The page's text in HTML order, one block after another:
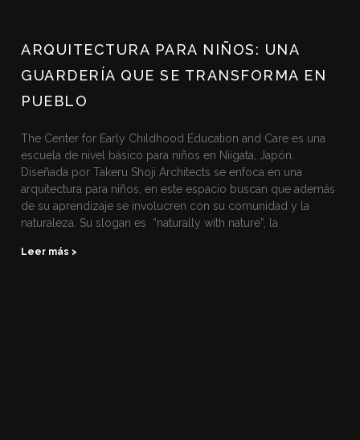
ARQUITECTURA PARA NIÑOS: UNA
GUARDERÍA QUE SE TRANSFORMA EN
PUEBLO
The Center for Early Childhood Education and Care es una
escuela de nivel básico para niños en Niigata, Japón.
Diseñada por Takeru Shoji Architects se enfoca en una
arquitectura para niños, en este espacio buscan que además
de su aprendizaje se involucren con su comunidad y la
naturaleza. Su slogan es “naturally with nature”, la
Leer más >